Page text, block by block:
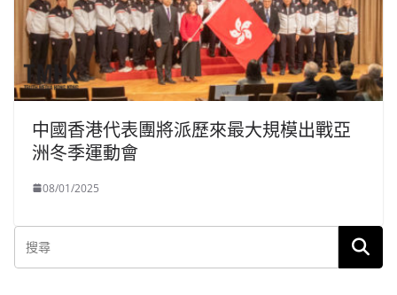
中國香港代表團將派歷來最大規模出戰亞
洲冬季運動會
08/01/2025